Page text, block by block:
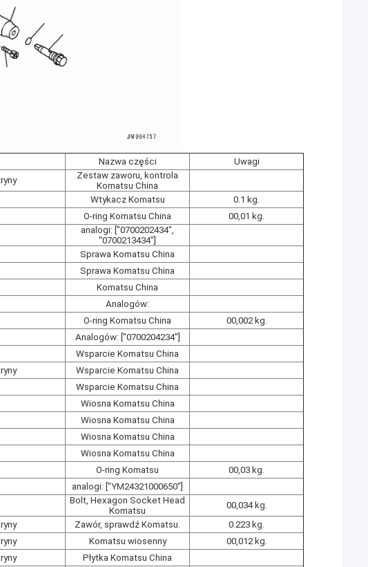
Nazwa części
Uwagi
Zestaw zaworu, kontrola
Komatsu China
Wtykacz Komatsu
0.1 kg.
O-ring Komatsu China
00,01 kg.
analogi: ["0700202434",
"0700213434"]
Sprawa Komatsu China
Sprawa Komatsu China
Komatsu China
Analogów:
O-ring Komatsu China
00,002 kg.
Analogów: ["0700204234"]
Wsparcie Komatsu China
Wsparcie Komatsu China
Wsparcie Komatsu China
Wiosna Komatsu China
Wiosna Komatsu China
Wiosna Komatsu China
Wiosna Komatsu China
O-ring Komatsu
00,03 kg.
analogi: ["YM24321000650"]
Bolt, Hexagon Socket Head
Komatsu
00,034 kg.
Zawór, sprawdź Komatsu.
0.223 kg.
Komatsu wiosenny
00,012 kg.
Płytka Komatsu China